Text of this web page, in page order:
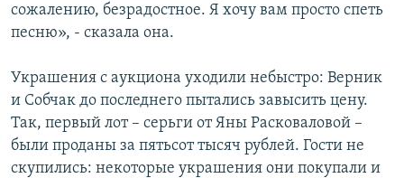
сожалению, безрадостное. Я хочу вам просто спеть
песню», - сказала она.
Украшения с аукциона уходили небыстро: Верник
и Собчак до последнего пытались завысить цену.
Так, первый лот – серьги от Яны Расковаловой –
были проданы за пятьсот тысяч рублей. Гости не
скупились: некоторые украшения они покупали и